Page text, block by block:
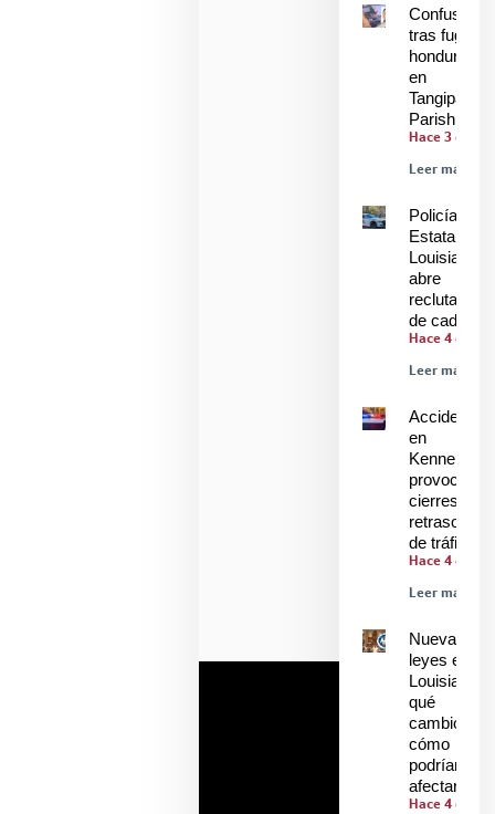
Confusión
tras fuga de
hondureños
en
Tangipahoa
Parish
Hace 3 días
Leer más »
Policía
Estatal de
Louisiana
abre
de cadetes
Hace 4 días
Leer más »
Accidente
en
Kenner
provoca
cierres y
retrasos
de tráfico
Hace 4 días
Leer más »
Nuevas
leyes en
Louisiana:
qué
cambió y
cómo
podrían
afectarle
Hace 4 días